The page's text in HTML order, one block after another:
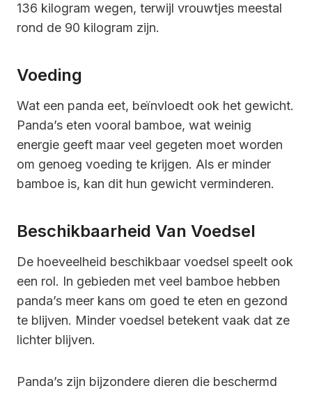
136 kilogram wegen, terwijl vrouwtjes meestal
rond de 90 kilogram zijn.
Voeding
Wat een panda eet, beïnvloedt ook het gewicht.
Panda’s eten vooral bamboe, wat weinig
energie geeft maar veel gegeten moet worden
om genoeg voeding te krijgen. Als er minder
bamboe is, kan dit hun gewicht verminderen.
Beschikbaarheid Van Voedsel
De hoeveelheid beschikbaar voedsel speelt ook
een rol. In gebieden met veel bamboe hebben
panda’s meer kans om goed te eten en gezond
te blijven. Minder voedsel betekent vaak dat ze
lichter blijven.
Panda’s zijn bijzondere dieren die beschermd